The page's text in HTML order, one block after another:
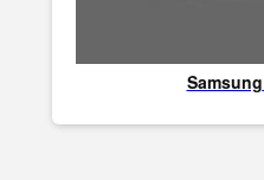
Samsung